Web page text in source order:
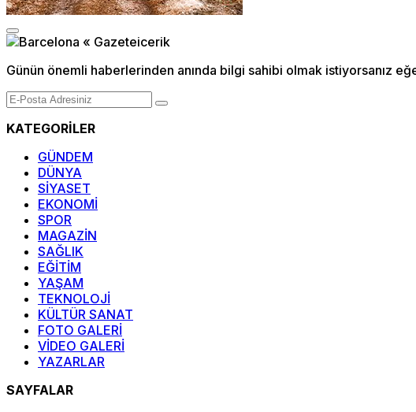
Günün önemli haberlerinden anında bilgi sahibi olmak istiyorsanız
KATEGORİLER
GÜNDEM
DÜNYA
SİYASET
EKONOMİ
SPOR
MAGAZİN
SAĞLIK
EĞİTİM
YAŞAM
TEKNOLOJİ
KÜLTÜR SANAT
FOTO GALERİ
VİDEO GALERİ
YAZARLAR
SAYFALAR